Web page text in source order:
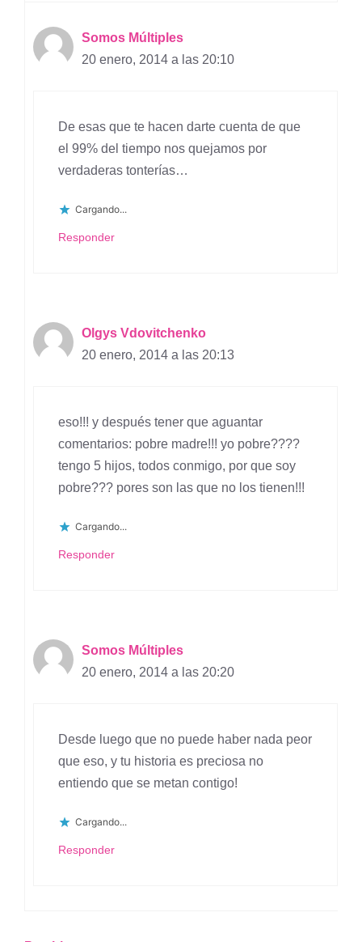
Somos Múltiples
20 enero, 2014 a las 20:10
De esas que te hacen darte cuenta de que
el 99% del tiempo nos quejamos por
verdaderas tonterías…
Cargando...
Responder
Olgys Vdovitchenko
20 enero, 2014 a las 20:13
eso!!! y después tener que aguantar
comentarios: pobre madre!!! yo pobre????
tengo 5 hijos, todos conmigo, por que soy
pobre??? pores son las que no los tienen!!!
Cargando...
Responder
Somos Múltiples
20 enero, 2014 a las 20:20
Desde luego que no puede haber nada peor
que eso, y tu historia es preciosa no
entiendo que se metan contigo!
Cargando...
Responder